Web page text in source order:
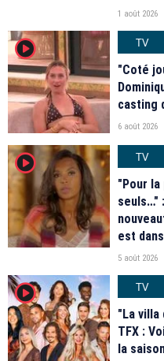
1 août 2026
player2
TV
"Coté
casting
6 août 2026
player2
TV
"Pour
seuls…"
est
5 août 2026
player2
TV
"La
TFX :
la